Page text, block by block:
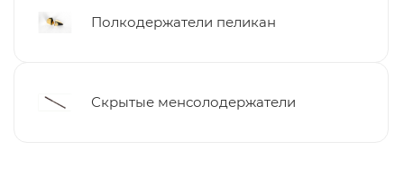
Полкодержатели пеликан
Скрытые менсолодержатели